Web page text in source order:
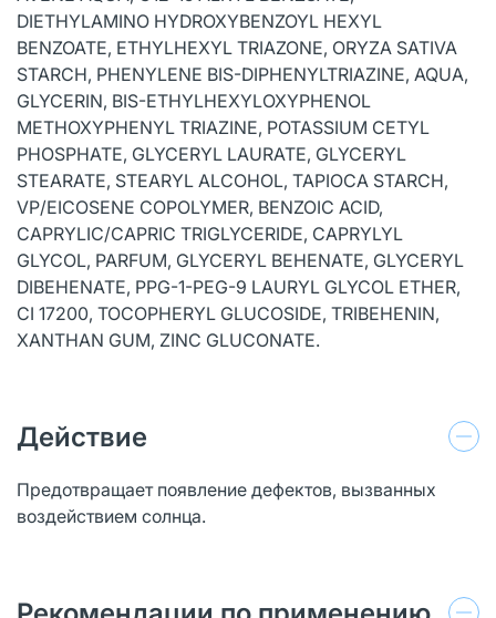
DIETHYLAMINO HYDROXYBENZOYL HEXYL
BENZOATE, ETHYLHEXYL TRIAZONE, ORYZA SATIVA
STARCH, PHENYLENE BIS-DIPHENYLTRIAZINE, AQUA,
GLYCERIN, BIS-ETHYLHEXYLOXYPHENOL
METHOXYPHENYL TRIAZINE, POTASSIUM CETYL
PHOSPHATE, GLYCERYL LAURATE, GLYCERYL
STEARATE, STEARYL ALCOHOL, TAPIOCA STARCH,
VP/EICOSENE COPOLYMER, BENZOIC ACID,
CAPRYLIC/CAPRIC TRIGLYCERIDE, CAPRYLYL
GLYCOL, PARFUM, GLYCERYL BEHENATE, GLYCERYL
DIBEHENATE, PPG-1-PEG-9 LAURYL GLYCOL ETHER,
CI 17200, TOCOPHERYL GLUCOSIDE, TRIBEHENIN,
XANTHAN GUM, ZINC GLUCONATE.
Действие
Предотвращает появление дефектов, вызванных
воздействием солнца.